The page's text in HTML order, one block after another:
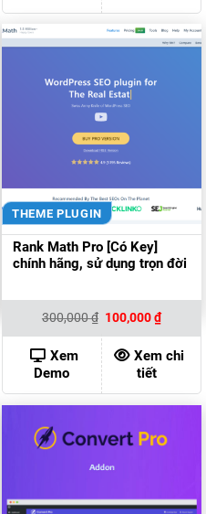
THEME PLUGIN
Rank Math Pro [Có Key]
chính hãng, sử dụng trọn đời
300,000₫ Giá
là:
300,000 ₫.
100,000₫Giá
hiện
tại
là:
Xem
Demo
Xem chi
tiết